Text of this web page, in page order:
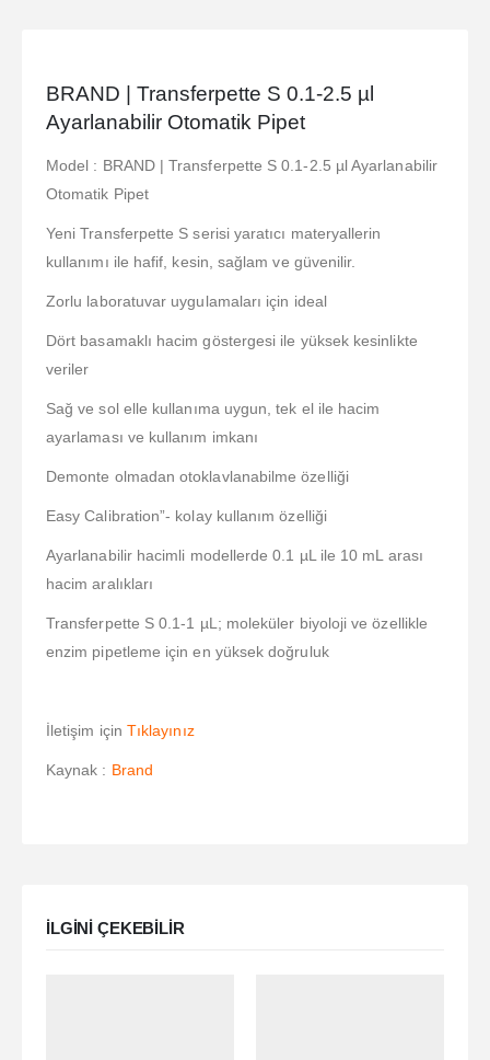
BRAND | Transferpette S 0.1-2.5 µl
Ayarlanabilir Otomatik Pipet
Model : BRAND | Transferpette S 0.1-2.5 µl Ayarlanabilir
Otomatik Pipet
Yeni Transferpette S serisi yaratıcı materyallerin
kullanımı ile hafif, kesin, sağlam ve güvenilir.
Zorlu laboratuvar uygulamaları için ideal
Dört basamaklı hacim göstergesi ile yüksek kesinlikte
veriler
Sağ ve sol elle kullanıma uygun, tek el ile hacim
ayarlaması ve kullanım imkanı
Demonte olmadan otoklavlanabilme özelliği
Easy Calibration”- kolay kullanım özelliği
Ayarlanabilir hacimli modellerde 0.1 µL ile 10 mL arası
hacim aralıkları
Transferpette S 0.1-1 µL; moleküler biyoloji ve özellikle
enzim pipetleme için en yüksek doğruluk
İletişim için Tıklayınız
Kaynak : Brand
ILGINI ÇEKEBILIR